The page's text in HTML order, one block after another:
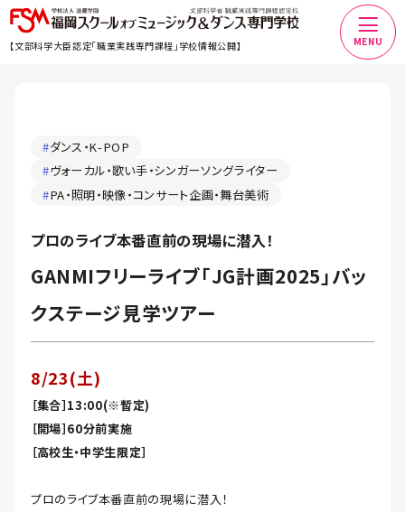
【文部科学大臣認定「職業実践専門課程」学校情報公開】 MENU
#ダンス・K-POP
#ヴォーカル・歌い手・シンガーソングライター
#PA・照明・映像・コンサート企画・舞台美術
プロのライブ本番直前の現場に潜入！
GANMIフリーライブ「JG計画2025」バッ
クステージ見学ツアー
8/23(土)
［集合］13:00(※暫定)
［開場］60分前実施
［高校生・中学生限定］
プロのライブ本番直前の現場に潜入！